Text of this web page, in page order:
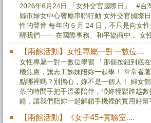
2026年6月24日 「女外交官國際日」 #台
縣市婦女中心響應串聯行動 女外交官國際
性的聲音 每年的 6 月 24 日，不只是向女
醒我們—— 在國際事務、和平協商中， 女
【兩館活動】女性專屬一對一數位....
女性專屬一對一數位學習 「那個按鈕到底
機焦慮，讓志工姊妹陪妳一起學！ 常常看
點哪裡嗎？別擔心，妳不是一個人！ 婦女
茶的時間手把手溫柔陪伴，帶妳輕鬆跨越
鐘，讓我們陪妳一起解鎖手機裡的實用好
【兩館活動】《女子45+實驗室....